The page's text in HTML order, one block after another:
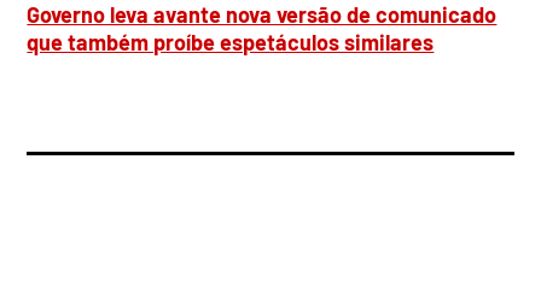
Governo leva avante nova versão de comunicado
que também proíbe espetáculos similares